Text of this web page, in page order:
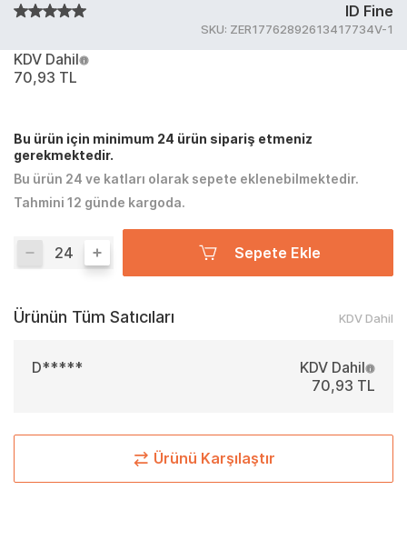
ID Fine
SKU: ZER17762892613417734V-1
KDV Dahil
70,93 TL
Bu ürün için minimum 24 ürün sipariş etmeniz
gerekmektedir.
Bu ürün 24 ve katları olarak sepete eklenebilmektedir.
Tahmini 12 günde kargoda.
Sepete Ekle
Ürünün Tüm Satıcıları KDV Dahil
D*****
KDV Dahil
70,93 TL
Ürünü Karşılaştır